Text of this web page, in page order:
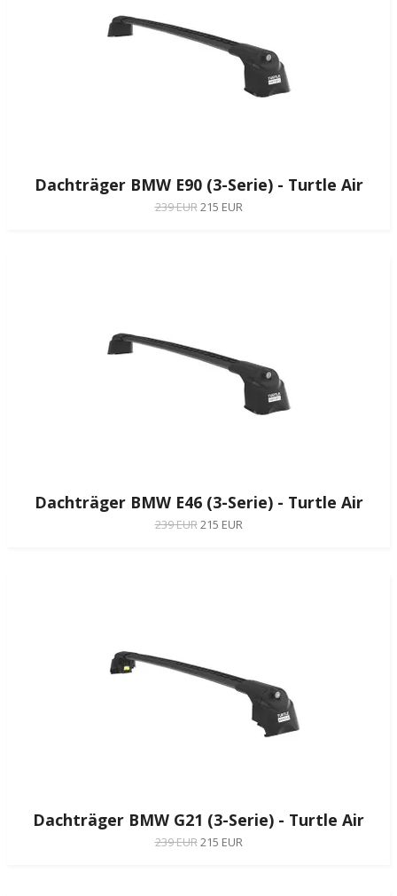
Dachträger BMW E90 (3-Serie) - Turtle Air
239 EUR215 EUR
Dachträger BMW E46 (3-Serie) - Turtle Air
239 EUR215 EUR
Dachträger BMW G21 (3-Serie) - Turtle Air
239 EUR215 EUR